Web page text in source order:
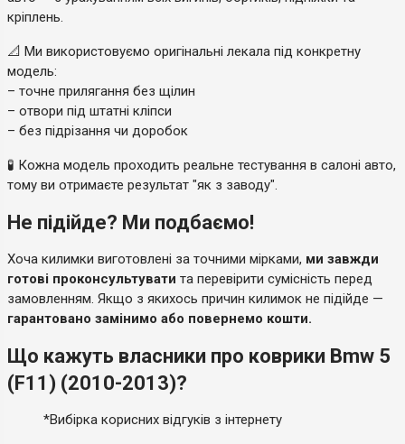
кріплень.
📐 Ми використовуємо оригінальні лекала під конкретну
модель:
– точне прилягання без щілин
– отвори під штатні кліпси
– без підрізання чи доробок
🧪 Кожна модель проходить реальне тестування в салоні авто,
тому ви отримаєте результат "як з заводу".
Не підійде? Ми подбаємо!
Хоча килимки виготовлені за точними мірками, ми завжди
готові проконсультувати та перевірити сумісність перед
замовленням. Якщо з якихось причин килимок не підійде —
гарантовано замінимо або повернемо кошти.
Що кажуть власники про коврики Bmw 5
(F11) (2010-2013)?
*Вибірка корисних відгуків з інтернету